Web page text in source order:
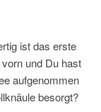
ist das erste
und Du hast
aufgenommen
besorgt?